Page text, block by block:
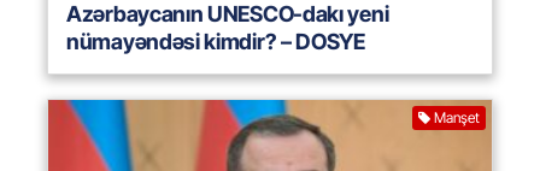
Azərbaycanın UNESCO-dakı yeni
nümayəndəsi kimdir? – DOSYE
Manşet